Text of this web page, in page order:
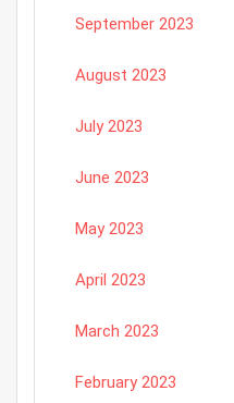
September 2023
August 2023
July 2023
June 2023
May 2023
April 2023
March 2023
February 2023